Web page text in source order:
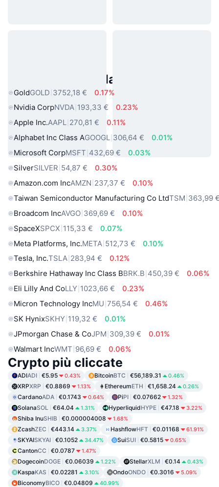
Asset reali popolari
GoldGOLD 3752,18 €
0.17%
Nvidia CorpNVDA 193,33 €
0.23%
Apple Inc.AAPL 270,81 €
0.11%
Alphabet Inc Class AGOOGL 306,64 €
0.01%
Microsoft CorpMSFT 432,69 €
0.03%
SilverSILVER 54,87 €
0.30%
Amazon.com IncAMZN 237,37 €
0.10%
Taiwan Semiconductor Manufacturing Co LtdTSM 363,99
Broadcom IncAVGO 369,69 €
0.10%
SpaceXSPCX 115,33 €
0.07%
Meta Platforms, Inc.META 512,73 €
0.10%
Tesla, Inc.TSLA 283,94 €
0.12%
Berkshire Hathaway Inc Class BBRK.B 450,39 €
0.06%
Eli Lilly And CoLLY 1023,66 €
0.23%
Micron Technology IncMU 756,54 €
0.46%
SK HynixSKHY 119,32 €
0.01%
JPmorgan Chase & CoJPM 309,39 €
0.01%
Walmart IncWMT 96,69 € 0.06%
Crypto più cliccate
ADIADI €5.95 0.43% BitcoinBTC €56,189.31 0.46%
XRPXRP €0.8869 1.13% EthereumETH €1,658.24 0.26%
CardanoADA €0.1743 0.64% PiPI €0.07662 1.32%
SolanaSOL €64.04 1.31% HyperliquidHYPE €47.18 3.22%
Shiba InuSHIB €0.000004008 1.68%
ZcashZEC €443.14 3.37% HashflowHFT €0.01168 61.91%
SKYAISKYAI €0.1052 34.47% SuiSUI €0.5815 0.65%
CantonCC €0.0787 1.47%
DogecoinDOGE €0.06039 1.22% StellarXLM €0.14 0.43%
KaspaKAS €0.02281 3.10% OndoONDO €0.3016 5.09%
BiconomyBICO €0.04809 40.99%